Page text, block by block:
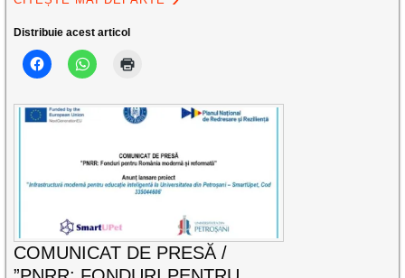
Distribuie acest articol
COMUNICAT DE PRESĂ /